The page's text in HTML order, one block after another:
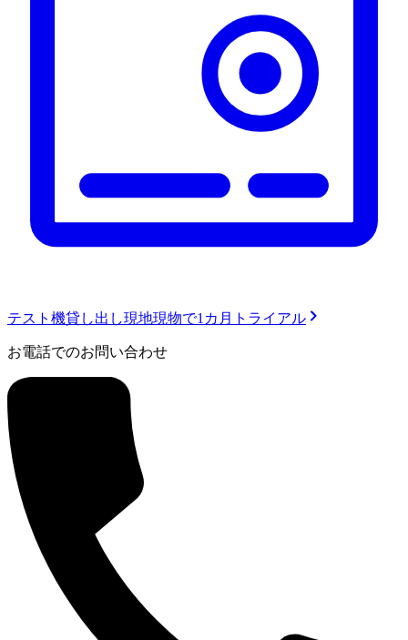
テスト機貸し出し現地現物で1カ月トライアル
お電話でのお問い合わせ